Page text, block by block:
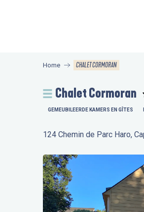
Home CHALET CORMORAN
Chalet Cormoran
GEMEUBILEERDE KAMERS EN GÎTES
124 Chemin de Parc Haro,